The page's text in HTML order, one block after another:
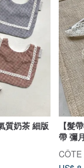
質奶茶 細版
【髮
帶 彌
CÔTE